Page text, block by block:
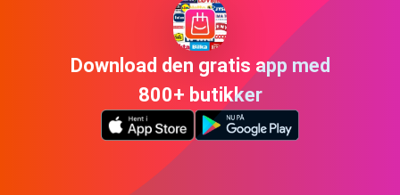
Download den gratis app med
800+ butikker